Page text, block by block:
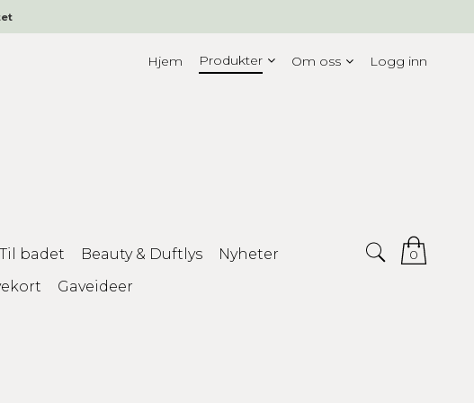
Hjem Produkter Om oss Logg inn
0
Til badet Beauty & Duftlys
Nyheter
Gaveideer